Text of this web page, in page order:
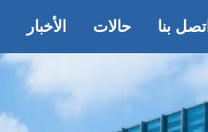
الأخبار حالات اتصل بنا